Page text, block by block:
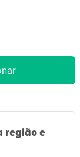
região e